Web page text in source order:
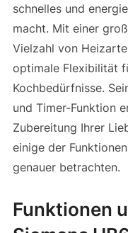
schnelles und
macht. Mit einer
Vielzahl von
optimale Flexibilität
Kochbedürfnisse.
und Timer-Funktion
Zubereitung Ihrer
einige der
genauer betrachten.
Funktionen